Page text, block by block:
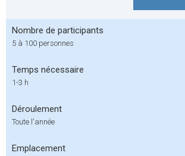
Nombre de participants
5 à 100 personnes
Temps nécessaire
1-3 h
Déroulement
Toute l'année
Emplacement